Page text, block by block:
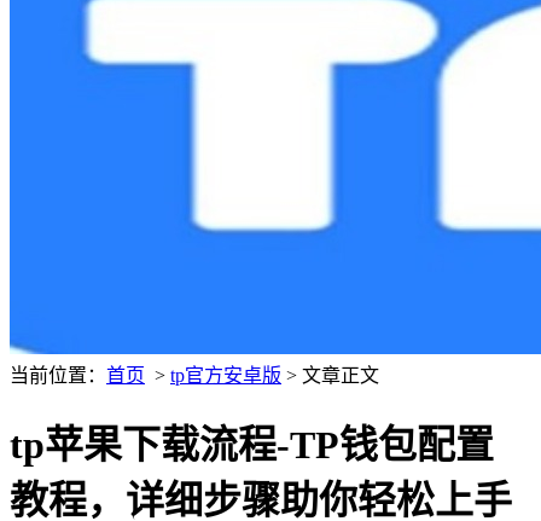
当前位置： 首页 > tp官方安卓版 > 文章正文
tp苹果下载流程-TP钱包配置
教程，详细步骤助你轻松上手